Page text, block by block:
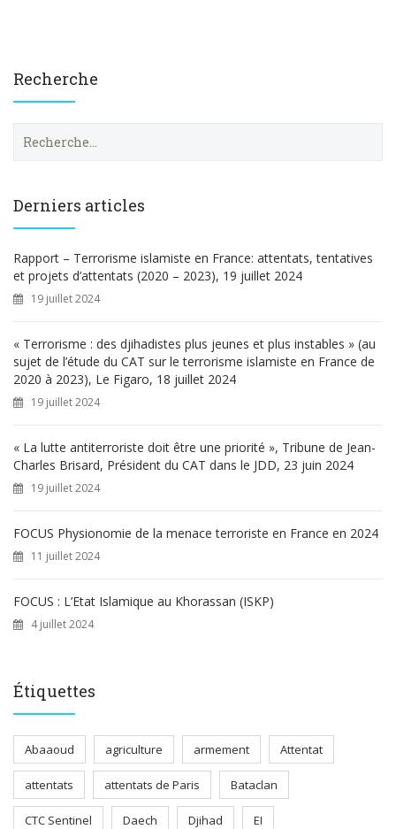
Recherche
e
h
e
r
Derniers articles
Rapport – Terrorisme islamiste en France: attentats, tentatives
et projets d’attentats (2020 – 2023), 19 juillet 2024
19 juillet 2024
« Terrorisme : des djihadistes plus jeunes et plus instables » (au
sujet de l’étude du CAT sur le terrorisme islamiste en France de
2020 à 2023), Le Figaro, 18 juillet 2024
19 juillet 2024
« La lutte antiterroriste doit être une priorité », Tribune de Jean-
Charles Brisard, Président du CAT dans le JDD, 23 juin 2024
19 juillet 2024
FOCUS Physionomie de la menace terroriste en France en 2024
11 juillet 2024
FOCUS : L’Etat Islamique au Khorassan (ISKP)
4 juillet 2024
Étiquettes
Abaaoud agriculture armement Attentat
attentats attentats de Paris Bataclan
CTC Sentinel Daech Djihad EI